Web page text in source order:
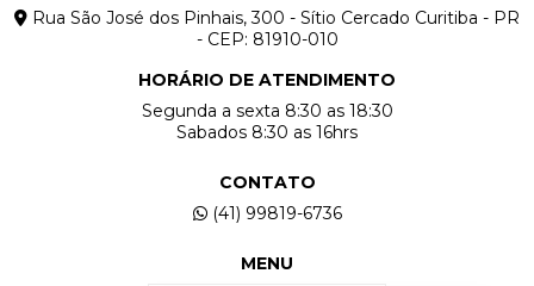
Rua São José dos Pinhais, 300 - Sítio Cercado Curitiba - PR
- CEP: 81910-010
HORÁRIO DE ATENDIMENTO
Segunda a sexta 8:30 as 18:30
Sabados 8:30 as 16hrs
CONTATO
(41) 99819-6736
MENU